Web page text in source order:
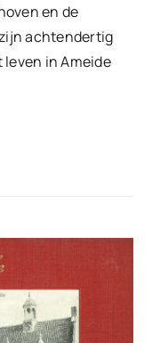
en de
achtendertig
in Ameide